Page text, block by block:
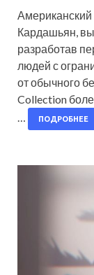
Кардашьян,
разработав
людей с
от обычного
Collection
…
ПОДРОБНЕЕ